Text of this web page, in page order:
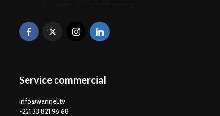
Service commercial
info@wannel.tv
+221 33 821 96 68